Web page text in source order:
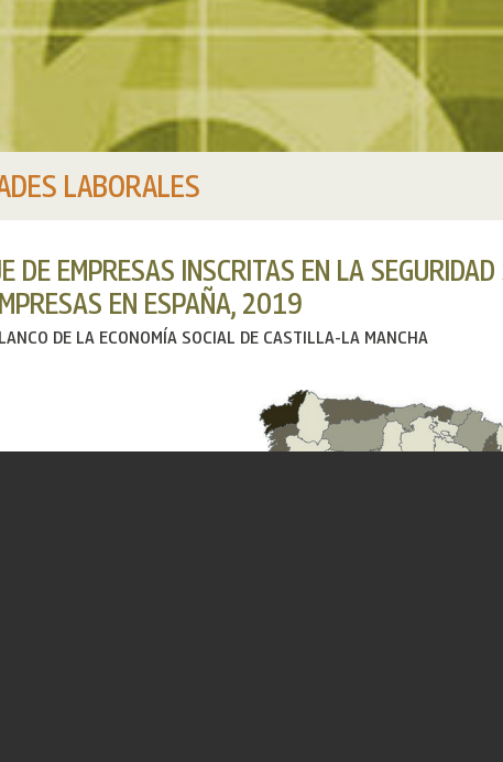
LABORALES
DE EMPRESAS INSCRITAS EN LA
EN ESPAÑA, 2019
DE LA ECONOMÍA SOCIAL DE CASTILLA-LA MANCHA